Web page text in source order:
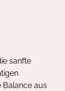
sanfte
Balance aus